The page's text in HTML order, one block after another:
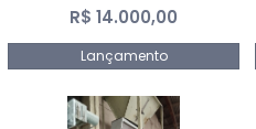
R$ 14.000,00
Lançamento